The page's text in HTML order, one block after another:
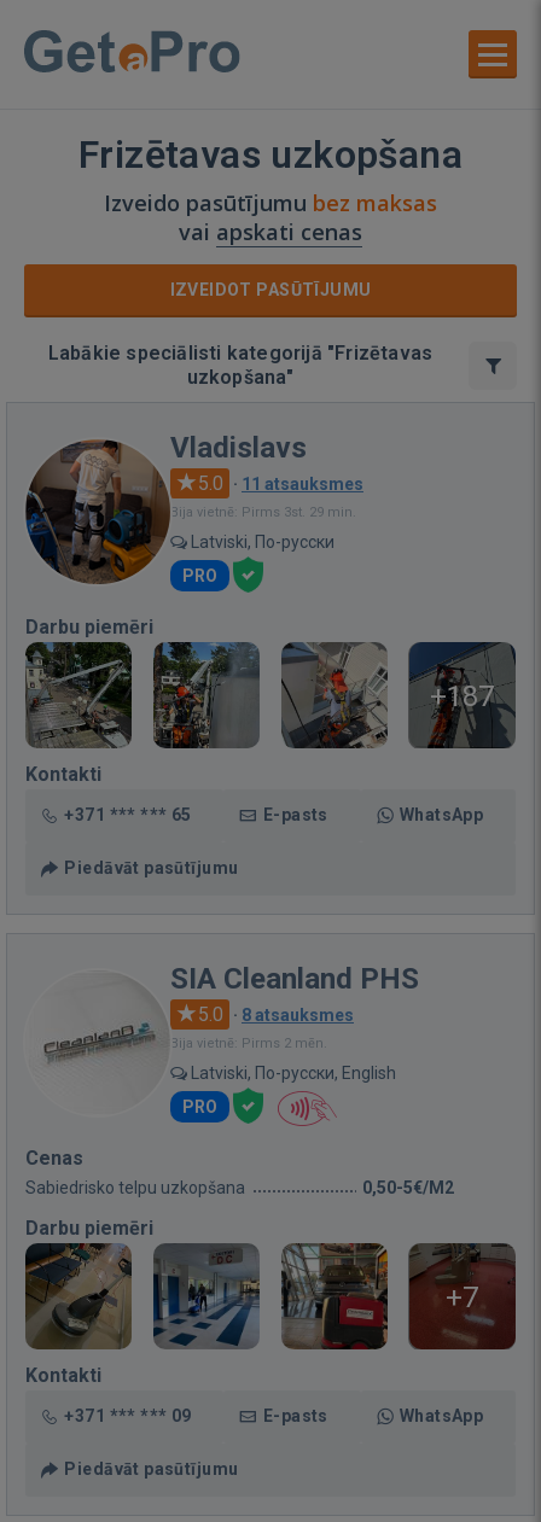
Frizētavas uzkopšana
Izveido pasūtījumu bez maksas
vai apskati cenas
IZVEIDOT PASŪTĪJUMU
Labākie speciālisti kategorijā "Frizētavas
uzkopšana"
Vladislavs
5.0 · 11 atsauksmes
Bija vietnē: Pirms 3st. 29 min.
Latviski, По-русски
PRO
Darbu piemēri
+187
Kontakti
+371 *** *** 65 E-pasts WhatsApp
Piedāvāt pasūtījumu
SIA Cleanland PHS
5.0 · 8 atsauksmes
Bija vietnē: Pirms 2 mēn.
Latviski, По-русски, English
PRO
Cenas
Sabiedrisko telpu uzkopšana 0,50-5€/M2
Darbu piemēri
+7
Kontakti
+371 *** *** 09 E-pasts WhatsApp
Piedāvāt pasūtījumu